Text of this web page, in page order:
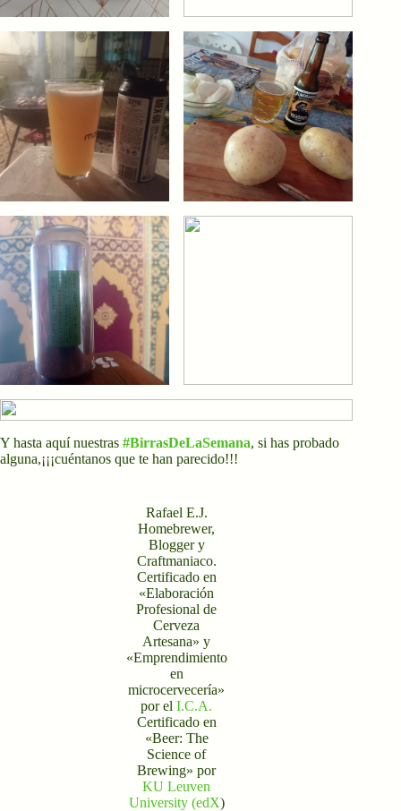
Y hasta aquí nuestras #BirrasDeLaSemana, si has probado
alguna,¡¡¡cuéntanos que te han parecido!!!
Rafael E.J.
Homebrewer,
Blogger y
Craftmaniaco.
Certificado en
«Elaboración
Profesional de
Cerveza
Artesana» y
«Emprendimiento
en
microcervecería»
por elI.C.A.
Certificado en
«Beer: The
Science of
Brewing» por
KU Leuven
University (edX)